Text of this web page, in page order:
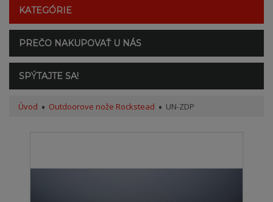
KATEGÓRIE
PREČO NAKUPOVAŤ U NÁS
SPÝTAJTE SA!
Úvod Outdoorove nože Rockstead UN-ZDP